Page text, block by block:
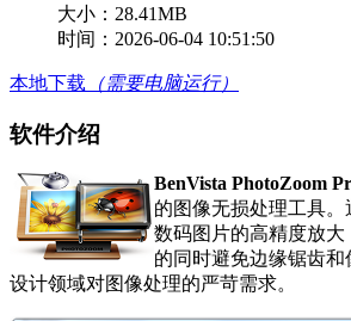
大小：28.41MB
时间：2026-06-04 10:51:50
本地下载 （需要电脑运行）
软件介绍
BenVista PhotoZoom
的图像无损处理工具
数码图片的高精度放
的同时避免边缘锯齿
设计领域对图像处理的严苛需求。